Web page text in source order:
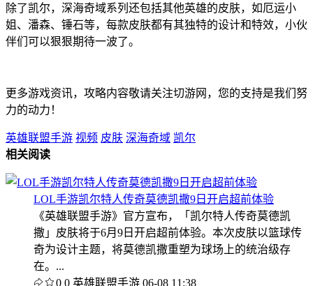
除了凯尔，深海奇域系列还包括其他英雄的皮肤，如厄运小
姐、潘森、锤石等，每款皮肤都有其独特的设计和特效，小伙
伴们可以狠狠期待一波了。
更多游戏资讯，攻略内容敬请关注切游网，您的支持是我们努
力的动力！
英雄联盟手游 视频 皮肤 深海奇域 凯尔
相关阅读
LOL手游凯尔特人传奇莫德凯撒9日开启超前体验
《英雄联盟手游》官方宣布，「凯尔特人传奇莫德凯
撒」皮肤将于6月9日开启超前体验。本次皮肤以篮球传
奇为设计主题，将莫德凯撒重塑为球场上的统治级存
在。...
0 0 英雄联盟手游 06-08 11:38